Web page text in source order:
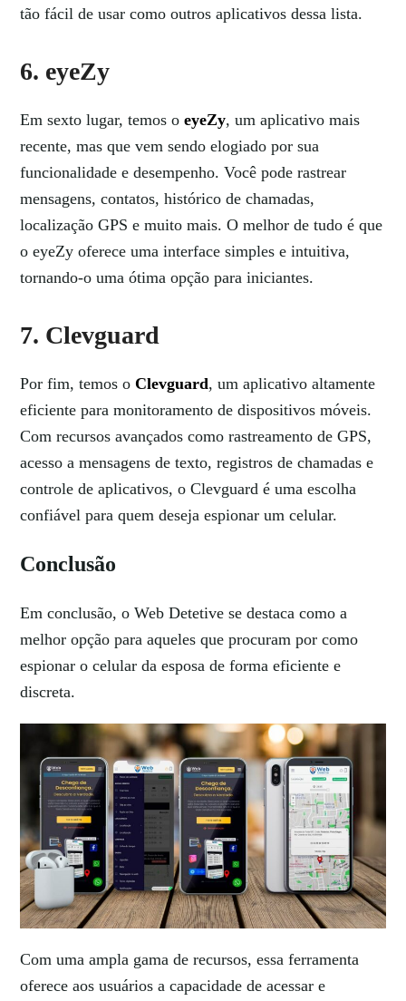
tão fácil de usar como outros aplicativos dessa lista.
6. eyeZy
Em sexto lugar, temos oeyeZy, um aplicativo mais
recente, mas que vem sendo elogiado por sua
funcionalidade e desempenho. Você pode rastrear
mensagens, contatos, histórico de chamadas,
localização GPS e muito mais. O melhor de tudo é que
o eyeZy oferece uma interface simples e intuitiva,
tornando-o uma ótima opção para iniciantes.
7. Clevguard
Por fim, temos oClevguard, um aplicativo altamente
eficiente para monitoramento de dispositivos móveis.
Com recursos avançados como rastreamento de GPS,
acesso a mensagens de texto, registros de chamadas e
controle de aplicativos, o Clevguard é uma escolha
confiável para quem deseja espionar um celular.
Conclusão
Em conclusão, o Web Detetive se destaca como a
melhor opção para aqueles que procuram por como
espionar o celular da esposa de forma eficiente e
discreta.
Com uma ampla gama de recursos, essa ferramenta
oferece aos usuários a capacidade de acessar e